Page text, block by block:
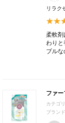
リラク
柔軟
わり
ブルな
ファ
カテゴ
ブラン